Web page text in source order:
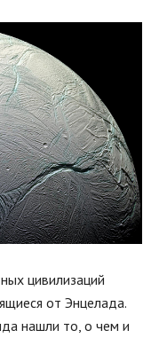
цивилизаций
от Энцелада.
нашли то, о чем и